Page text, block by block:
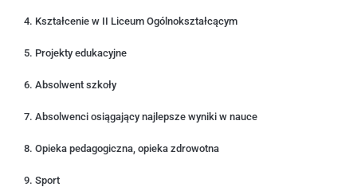
4. Kształcenie w II Liceum Ogólnokształcącym
5. Projekty edukacyjne
6. Absolwent szkoły
7. Absolwenci osiągający najlepsze wyniki w nauce
8. Opieka pedagogiczna, opieka zdrowotna
9. Sport